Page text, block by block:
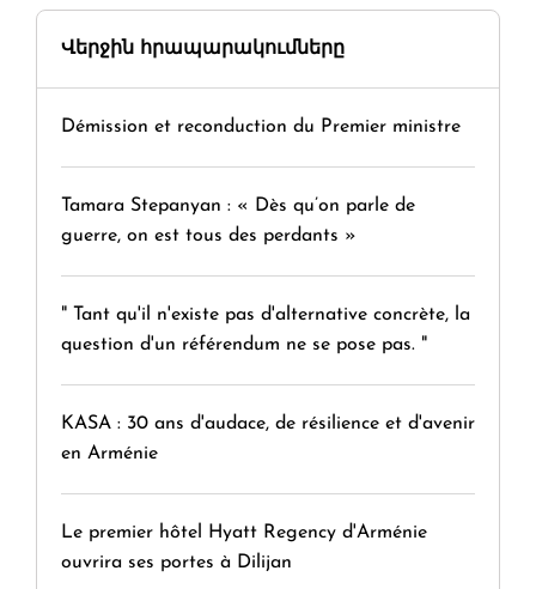
Վերջին հրապարակումները
Démission et reconduction du Premier ministre
Tamara Stepanyan : « Dès qu’on parle de
guerre, on est tous des perdants »
" Tant qu'il n'existe pas d'alternative concrète, la
question d'un référendum ne se pose pas. "
KASA : 30 ans d'audace, de résilience et d'avenir
en Arménie
Le premier hôtel Hyatt Regency d'Arménie
ouvrira ses portes à Dilijan